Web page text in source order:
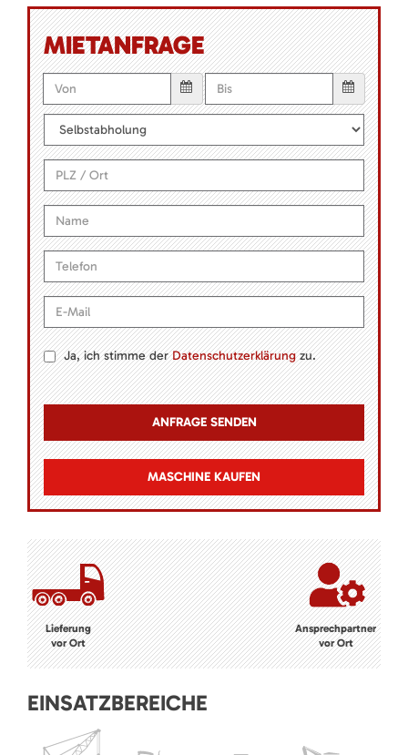
MIETANFRAGE
Ja, ich stimme derDatenschutzerklärungzu.
MASCHINE KAUFEN
Lieferung
vor Ort
Ansprechpartner
vor Ort
EINSATZBEREICHE